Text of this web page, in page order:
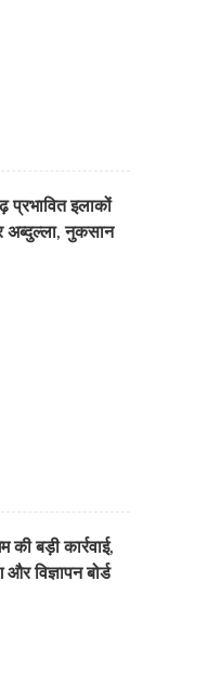
इलाकों
अब्दुल्ला, नुकसान
बड़ी कार्रवाई,
विज्ञापन बोर्ड